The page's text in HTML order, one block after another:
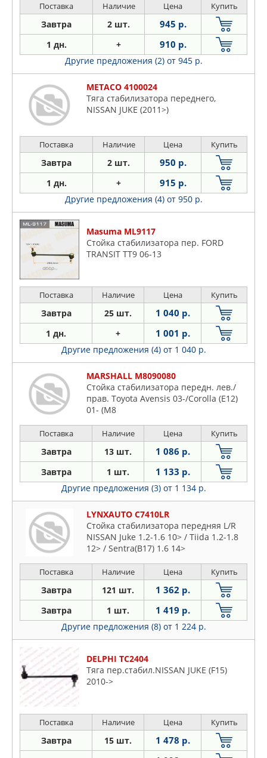
Поставка Наличие Цена Купить
Завтра 2 шт. 945 р.
1 дн. + 910 р.
Другие предложения (2) от 945 р.
METACO 4100024
Тяга стабилизатора переднего,
NISSAN JUKE (2011>)
Поставка Наличие Цена Купить
Завтра 2 шт. 950 р.
1 дн. + 915 р.
Другие предложения (4) от 950 р.
Masuma ML9117
Стойка стабилизатора пер. FORD
TRANSIT TT9 06-13
Поставка Наличие Цена Купить
Завтра 25 шт. 1 040 р.
1 дн. + 1 001 р.
Другие предложения (4) от 1 040 р.
MARSHALL M8090080
Стойка стабилизатора передн. лев./
прав. Toyota Avensis 03-/Corolla (E12)
01- (M8
Поставка Наличие Цена Купить
Завтра 13 шт. 1 086 р.
Завтра 1 шт. 1 133 р.
Другие предложения (3) от 1 134 р.
LYNXAUTO C7410LR
Стойка стабилизатора передняя L/R
NISSAN Juke 1.2-1.6 10> / Tiida 1.2-1.8
12> / Sentra(B17) 1.6 14>
Поставка Наличие Цена Купить
Завтра 121 шт. 1 362 р.
Завтра 1 шт. 1 419 р.
Другие предложения (8) от 1 224 р.
DELPHI TC2404
Тяга пер.стабил.NISSAN JUKE (F15)
2010->
Поставка Наличие Цена Купить
Завтра 15 шт. 1 478 р.